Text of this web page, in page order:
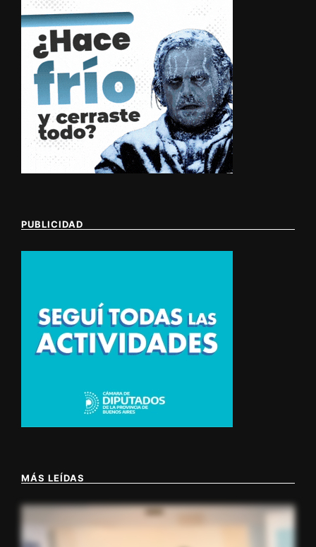
PUBLICIDAD
MÁS LEÍDAS